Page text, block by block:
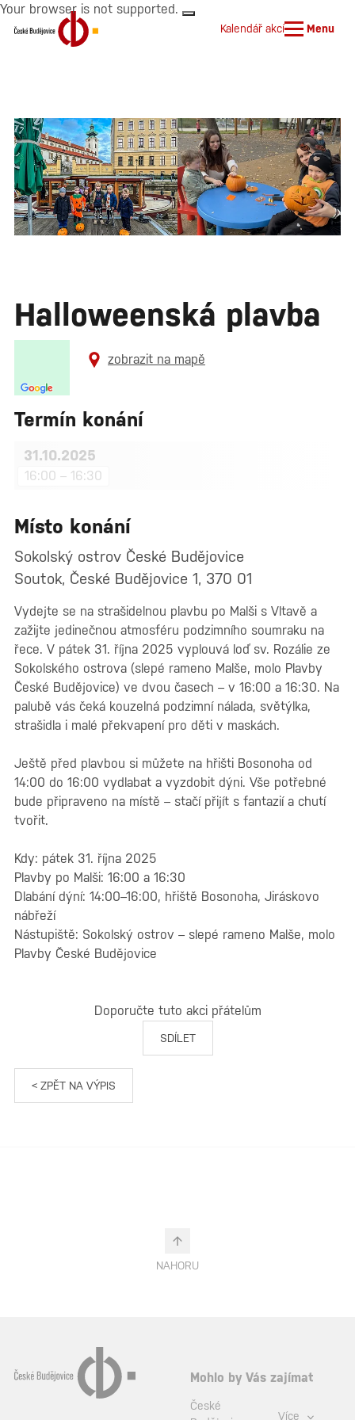
Your browser is not supported.
Kalendář akcí Menu
Halloweenská plavba
zobrazit na mapě
Termín konání
31.10.2025
16:00 – 16:30
Místo konání
Sokolský ostrov České Budějovice
Soutok, České Budějovice 1, 370 01
Vydejte se na strašidelnou plavbu po Malši s Vltavě a
zažijte jedinečnou atmosféru podzimního soumraku na
řece. V pátek 31. října 2025 vyplouvá loď sv. Rozálie ze
Sokolského ostrova (slepé rameno Malše, molo Plavby
České Budějovice) ve dvou časech – v 16:00 a 16:30. Na
palubě vás čeká kouzelná podzimní nálada, světýlka,
strašidla i malé překvapení pro děti v maskách.
Ještě před plavbou si můžete na hřišti Bosonoha od
14:00 do 16:00 vydlabat a vyzdobit dýni. Vše potřebné
bude připraveno na místě – stačí přijít s fantazií a chutí
tvořit.
Kdy: pátek 31. října 2025
Plavby po Malši: 16:00 a 16:30
Dlabání dýní: 14:00–16:00, hřiště Bosonoha, Jiráskovo
nábřeží
Nástupiště: Sokolský ostrov – slepé rameno Malše, molo
Plavby České Budějovice
Doporučte tuto akci přátelům
SDÍLET
< ZPĚT NA VÝPIS
NAHORU
Mohlo by Vás zajímat
České
Více